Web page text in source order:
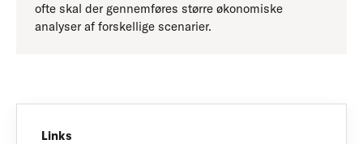
ofte skal der gennemføres større økonomiske
analyser af forskellige scenarier.
Links